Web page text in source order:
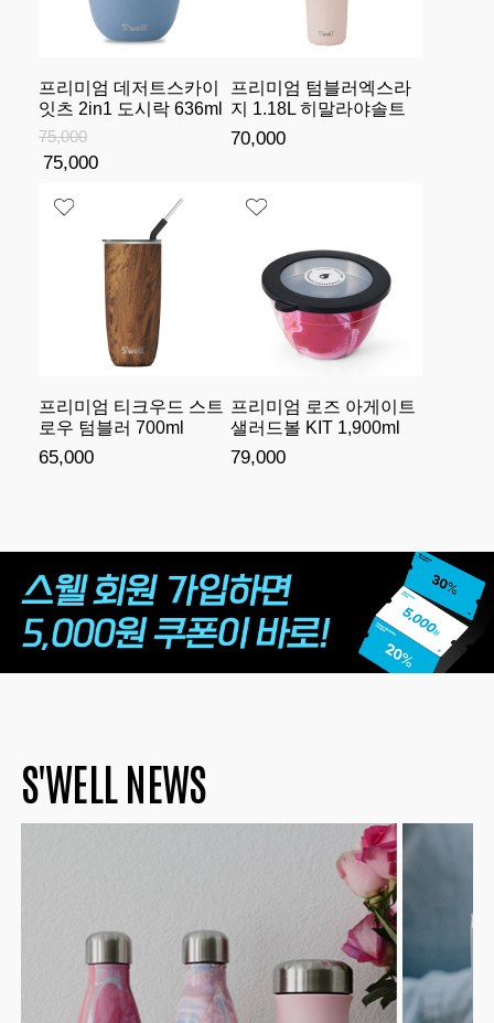
프리미엄 데저트스카이
잇츠 2in1 도시락 636ml
75,000
75,000
프리미엄 텀블러엑스라
지 1.18L 히말라야솔트
70,000
프리미엄 티크우드 스트
로우 텀블러 700ml
65,000
프리미엄 로즈 아게이트
샐러드볼 KIT 1,900ml
79,000
S'WELL NEWS